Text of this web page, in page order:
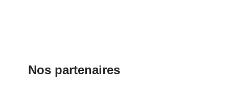
Nos partenaires